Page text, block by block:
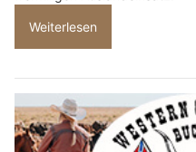
Weiterlesen